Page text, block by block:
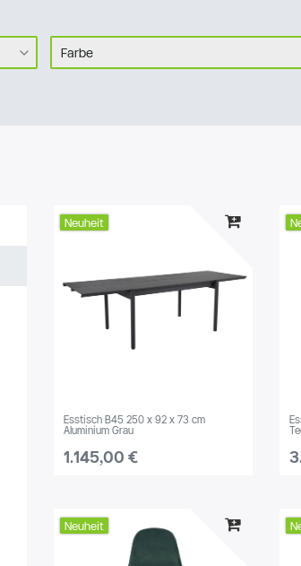
Farbe
Türkis Pink
Rot Anthrazit
Neuheit
Esstisch B45 250 x 92 x 73 cm
Aluminium Grau
1.145,00 €
Neuheit